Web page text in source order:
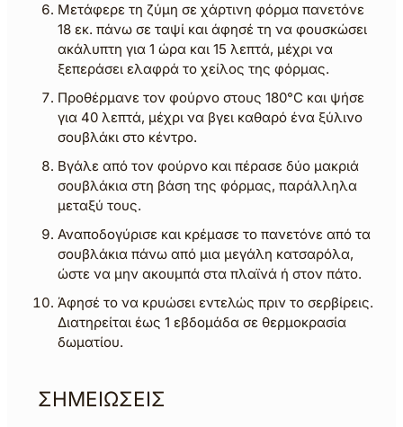
Μετάφερε τη ζύμη σε χάρτινη φόρμα πανετόνε
18 εκ. πάνω σε ταψί και άφησέ τη να φουσκώσει
ακάλυπτη για 1 ώρα και 15 λεπτά, μέχρι να
ξεπεράσει ελαφρά το χείλος της φόρμας.
Προθέρμανε τον φούρνο στους 180°C και ψήσε
για 40 λεπτά, μέχρι να βγει καθαρό ένα ξύλινο
σουβλάκι στο κέντρο.
Βγάλε από τον φούρνο και πέρασε δύο μακριά
σουβλάκια στη βάση της φόρμας, παράλληλα
μεταξύ τους.
Αναποδογύρισε και κρέμασε το πανετόνε από τα
σουβλάκια πάνω από μια μεγάλη κατσαρόλα,
ώστε να μην ακουμπά στα πλαϊνά ή στον πάτο.
Άφησέ το να κρυώσει εντελώς πριν το σερβίρεις.
Διατηρείται έως 1 εβδομάδα σε θερμοκρασία
δωματίου.
ΣΗΜΕΙΩΣΕΙΣ